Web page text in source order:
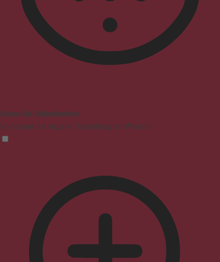
Modus für Sehbehinderte
Verbessert die visuelle Darstellung der Website